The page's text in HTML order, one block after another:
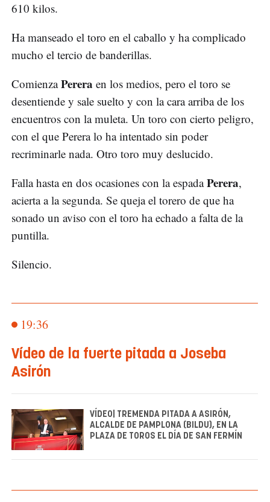
610 kilos.
Ha manseado el toro en el caballo y ha complicado
mucho el tercio de banderillas.
ComienzaPerera en los medios, pero el toro se
desentiende y sale suelto y con la cara arriba de los
encuentros con la muleta. Un toro con cierto peligro,
con el que Perera lo ha intentado sin poder
recriminarle nada. Otro toro muy deslucido.
Falla hasta en dos ocasiones con la espadaPerera,
acierta a la segunda. Se queja el torero de que ha
sonado un aviso con el toro ha echado a falta de la
puntilla.
Silencio.
19:36
Vídeo de la fuerte pitada a Joseba
Asirón
VÍDEO| TREMENDA PITADA A ASIRÓN,
ALCALDE DE PAMPLONA (BILDU), EN LA
PLAZA DE TOROS EL DÍA DE SAN FERMÍN